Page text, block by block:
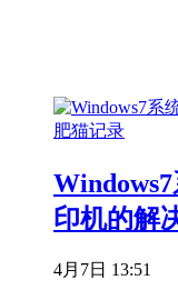
印机的解
4月7日 13:51